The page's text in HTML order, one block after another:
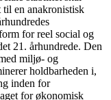
til en anakronistisk
for reel social og
21. århundrede. Den
miljø- og
holdbarheden i,
inden for
for økonomisk